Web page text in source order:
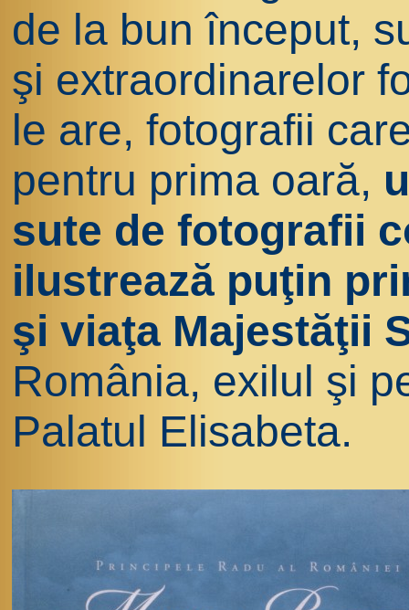
de la bun început,
şi extraordinarelor
le are, fotografii
pentru prima oară,
sute de fotografii
ilustrează puţin
şi viaţa Majestăţii
România, exilul şi
Palatul Elisabeta.